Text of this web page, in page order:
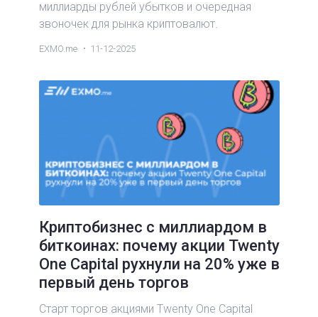
миллиарды рублей убытков и очередная
звоночек для рынка криптовалют.
EXMO.me 11-12-2025
Криптобизнес с миллиардом в
биткоинах: почему акции Twenty
One Capital рухнули на 20% уже в
первый день торгов
Старт торгов акциями Twenty One Capital